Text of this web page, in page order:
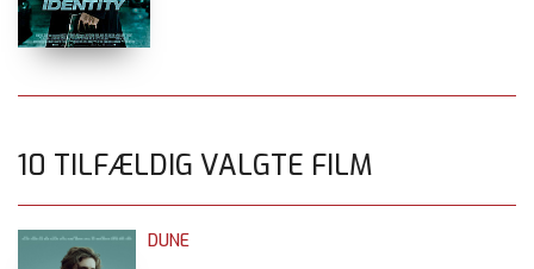
10 TILFÆLDIG VALGTE FILM
DUNE